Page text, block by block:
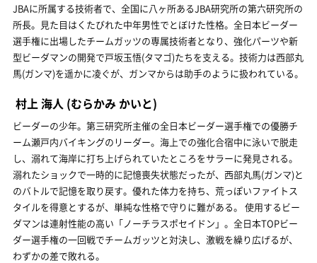
JBAに所属する技術者で、全国に八ヶ所あるJBA研究所の第六研究所の
所長。見た目はくたびれた中年男性でとぼけた性格。全日本ビーダー
選手権に出場したチームガッツの専属技術者となり、強化パーツや新
型ビーダマンの開発で戸坂玉悟(タマゴ)たちを支える。技術力は西部丸
馬(ガンマ)を遥かに凌ぐが、ガンマからは助手のように扱われている。
村上 海人 (むらかみ かいと)
ビーダーの少年。第三研究所主催の全日本ビーダー選手権での優勝チ
ーム瀬戸内バイキングのリーダー。海上での強化合宿中に泳いで脱走
し、溺れて海岸に打ち上げられていたところをサラーに発見される。
溺れたショックで一時的に記憶喪失状態だったが、西部丸馬(ガンマ)と
のバトルで記憶を取り戻す。優れた体力を持ち、荒っぽいファイトス
タイルを得意とするが、単純な性格で守りに難がある。 使用するビー
ダマンは連射性能の高い「ノーチラスポセイドン」。全日本TOPビー
ダー選手権の一回戦でチームガッツと対決し、激戦を繰り広げるが、
わずかの差で敗れる。